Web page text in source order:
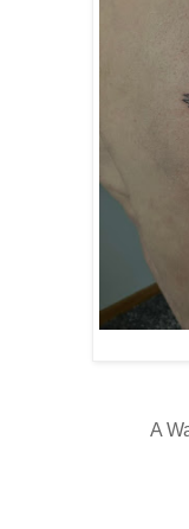
A